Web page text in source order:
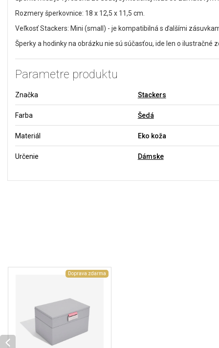
Rozmery šperkovnice: 18 x 12,5 x 11,5 cm.
Veľkosť Stackers: Mini (small) - je kompatibilná s ďalšími
Šperky a hodinky na obrázku nie sú súčasťou, ide len o ilustračné
Parametre produktu
Značka Stackers
Farba Šedá
Materiál Eko koža
Určenie Dámske
Doprava zdarma